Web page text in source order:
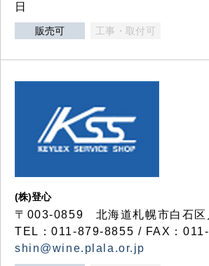
日
販売可 工事・取付可
(株)登心
〒003-0859 北海道札幌市白石区
TEL：011-879-8855 / FAX：
shin@wine.plala.or.jp